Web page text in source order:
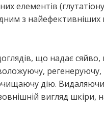
елементів
з найефективніших
що надає сяйво,
дію. Видаляючи
вигляд шкіри,